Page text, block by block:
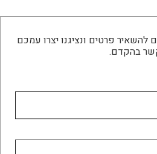
להשאיר פרטים ונציגנו יצרו עמכם
בהקדם.